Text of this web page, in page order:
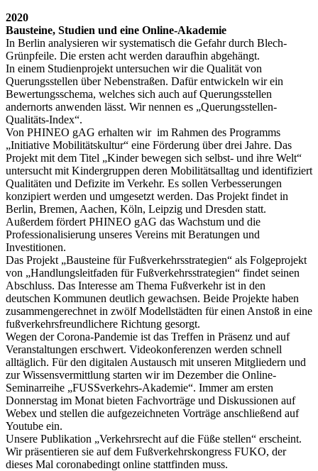
2020
Bausteine, Studien und eine Online-Akademie
In Berlin analysieren wir systematisch die Gefahr durch Blech-
Grünpfeile. Die ersten acht werden daraufhin abgehängt.
In einem Studienprojekt untersuchen wir die Qualität von
Querungsstellen über Nebenstraßen. Dafür entwickeln wir ein
Bewertungsschema, welches sich auch auf Querungsstellen
andernorts anwenden lässt. Wir nennen es „Querungsstellen-
Qualitäts-Index“.
Von PHINEO gAG erhalten wir im Rahmen des Programms
„Initiative Mobilitätskultur“ eine Förderung über drei Jahre. Das
Projekt mit dem Titel „Kinder bewegen sich selbst- und ihre Welt“
untersucht mit Kindergruppen deren Mobilitätsalltag und identifiziert
Qualitäten und Defizite im Verkehr. Es sollen Verbesserungen
konzipiert werden und umgesetzt werden. Das Projekt findet in
Berlin, Bremen, Aachen, Köln, Leipzig und Dresden statt.
Außerdem fördert PHINEO gAG das Wachstum und die
Professionalisierung unseres Vereins mit Beratungen und
Investitionen.
Das Projekt „Bausteine für Fußverkehrsstrategien“ als Folgeprojekt
von „Handlungsleitfaden für Fußverkehrsstrategien“ findet seinen
Abschluss. Das Interesse am Thema Fußverkehr ist in den
deutschen Kommunen deutlich gewachsen. Beide Projekte haben
zusammengerechnet in zwölf Modellstädten für einen Anstoß in eine
fußverkehrsfreundlichere Richtung gesorgt.
Wegen der Corona-Pandemie ist das Treffen in Präsenz und auf
Veranstaltungen erschwert. Videokonferenzen werden schnell
alltäglich. Für den digitalen Austausch mit unseren Mitgliedern und
zur Wissensvermittlung starten wir im Dezember die Online-
Seminarreihe „FUSSverkehrs-Akademie“. Immer am ersten
Donnerstag im Monat bieten Fachvorträge und Diskussionen auf
Webex und stellen die aufgezeichneten Vorträge anschließend auf
Youtube ein.
Unsere Publikation „Verkehrsrecht auf die Füße stellen“ erscheint.
Wir präsentieren sie auf dem Fußverkehrskongress FUKO, der
dieses Mal coronabedingt online stattfinden muss.